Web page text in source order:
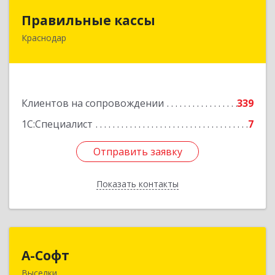
Правильные кассы
Краснодар
Клиентов на сопровождении
339
1С:Специалист
7
Отправить заявку
Показать контакты
350075, Краснодарский край, Краснодар г, им
Отправить заявку
Назад
А-Софт
Выселки